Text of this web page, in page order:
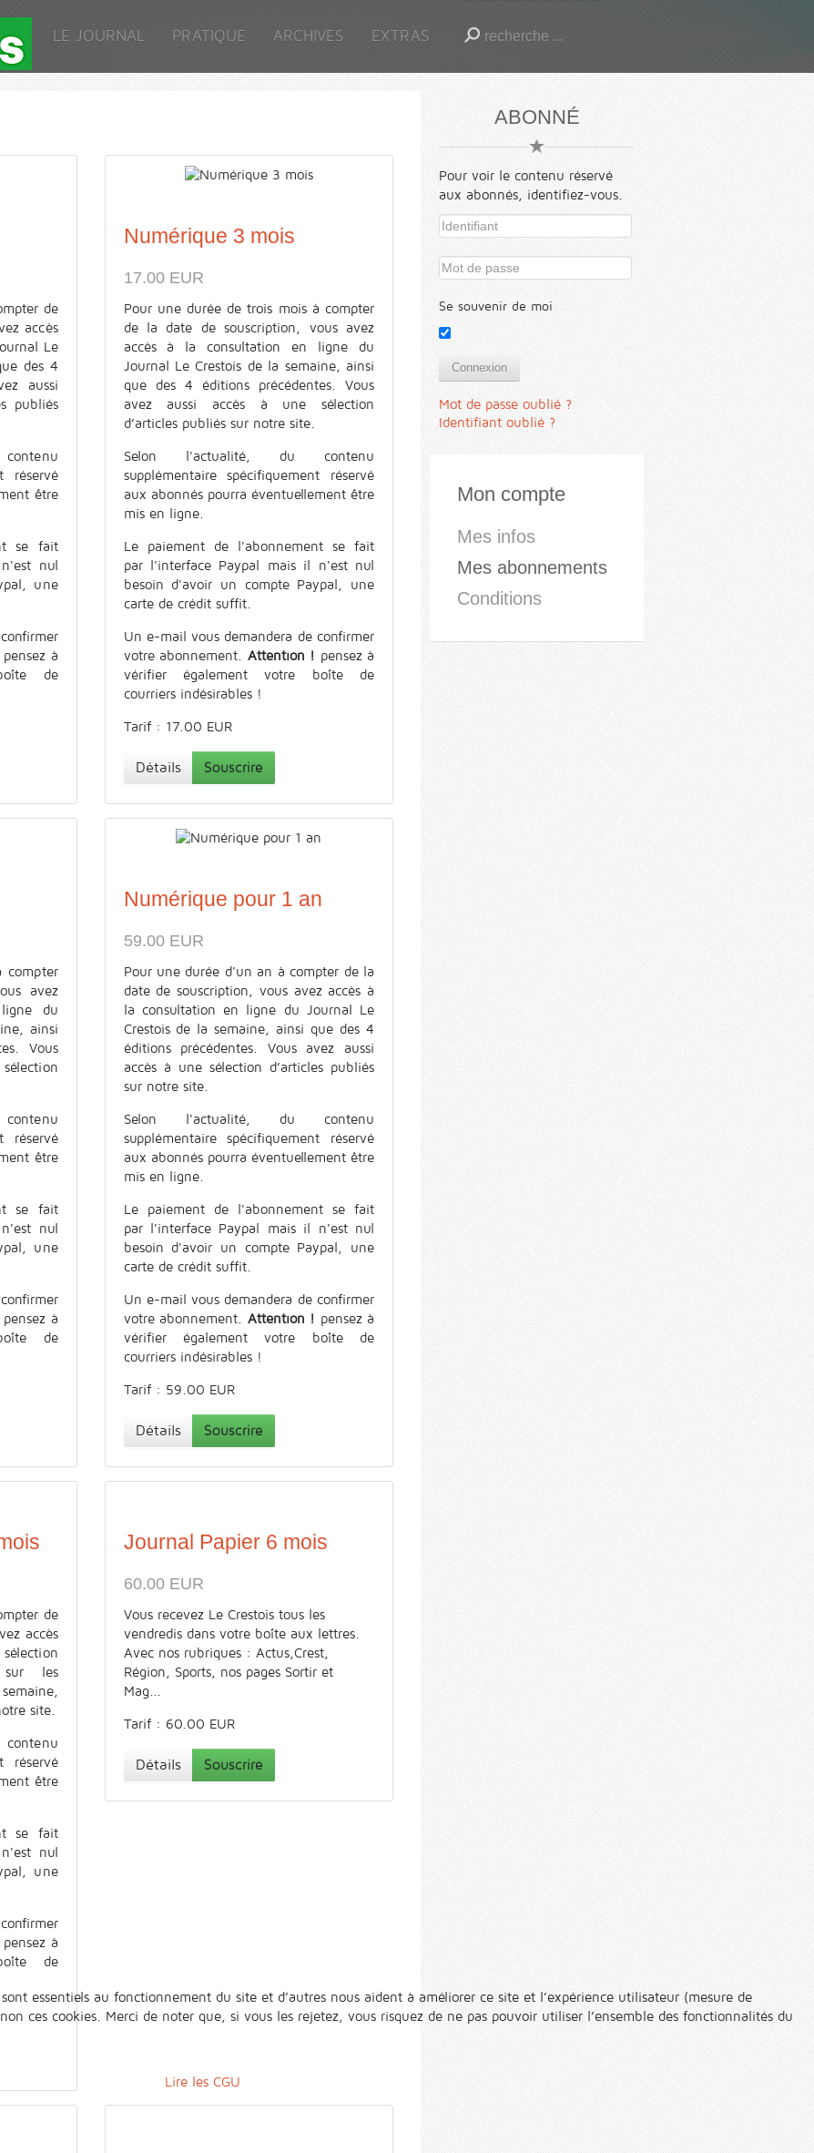
LE JOURNAL PRATIQUE ARCHIVES EXTRAS
de
accès
Le
des 4
aussi
publiés
réservé
être
se fait
nul
une
pensez à
de
Numérique 3 mois
17.00 EUR
Pour une durée de trois mois à compter
de la date de souscription, vous avez
accès à la consultation en ligne du
Journal Le Crestois de la semaine, ainsi
que des 4 éditions précédentes. Vous
avez aussi accès à une sélection
d’articles publiés sur notre site.
Selon l'actualité, du contenu
supplémentaire spécifiquement réservé
aux abonnés pourra éventuellement être
mis en ligne.
Le paiement de l'abonnement se fait
par l'interface Paypal mais il n'est nul
besoin d'avoir un compte Paypal, une
carte de crédit suffit.
Un e-mail vous demandera de confirmer
votre abonnement. Attention ! pensez à
vérifier également votre boîte de
courriers indésirables !
Tarif : 17.00 EUR
Détails Souscrire
compter
avez
du
ainsi
Vous
réservé
être
se fait
nul
une
pensez à
de
Numérique pour 1 an
59.00 EUR
Pour une durée d'un an à compter de la
date de souscription, vous avez accès à
la consultation en ligne du Journal Le
Crestois de la semaine, ainsi que des 4
éditions précédentes. Vous avez aussi
accès à une sélection d’articles publiés
sur notre site.
Selon l'actualité, du contenu
supplémentaire spécifiquement réservé
aux abonnés pourra éventuellement être
mis en ligne.
Le paiement de l'abonnement se fait
par l'interface Paypal mais il n'est nul
besoin d'avoir un compte Paypal, une
carte de crédit suffit.
Un e-mail vous demandera de confirmer
votre abonnement. Attention ! pensez à
vérifier également votre boîte de
courriers indésirables !
Tarif : 59.00 EUR
Détails Souscrire
de
accès
sur les
site.
réservé
être
se fait
nul
une
pensez à
de
Journal Papier 6 mois
60.00 EUR
Vous recevez Le Crestois tous les
vendredis dans votre boîte aux lettres.
Avec nos rubriques : Actus,Crest,
Région, Sports, nos pages Sortir et
Mag...
Tarif : 60.00 EUR
Détails Souscrire
ABONNÉ
Pour voir le contenu réservé
aux abonnés, identifiez-vous.
Se souvenir de moi
Connexion
Mot de passe oublié ?
Identifiant oublié ?
Mon compte
Mes infos
Mes abonnements
Conditions
essentiels au fonctionnement du site et d’autres nous aident à améliorer ce site et l’expérience utilisateur (mesure de
ces cookies. Merci de noter que, si vous les rejetez, vous risquez de ne pas pouvoir utiliser l’ensemble des fonctionnalités du
Lire les CGU